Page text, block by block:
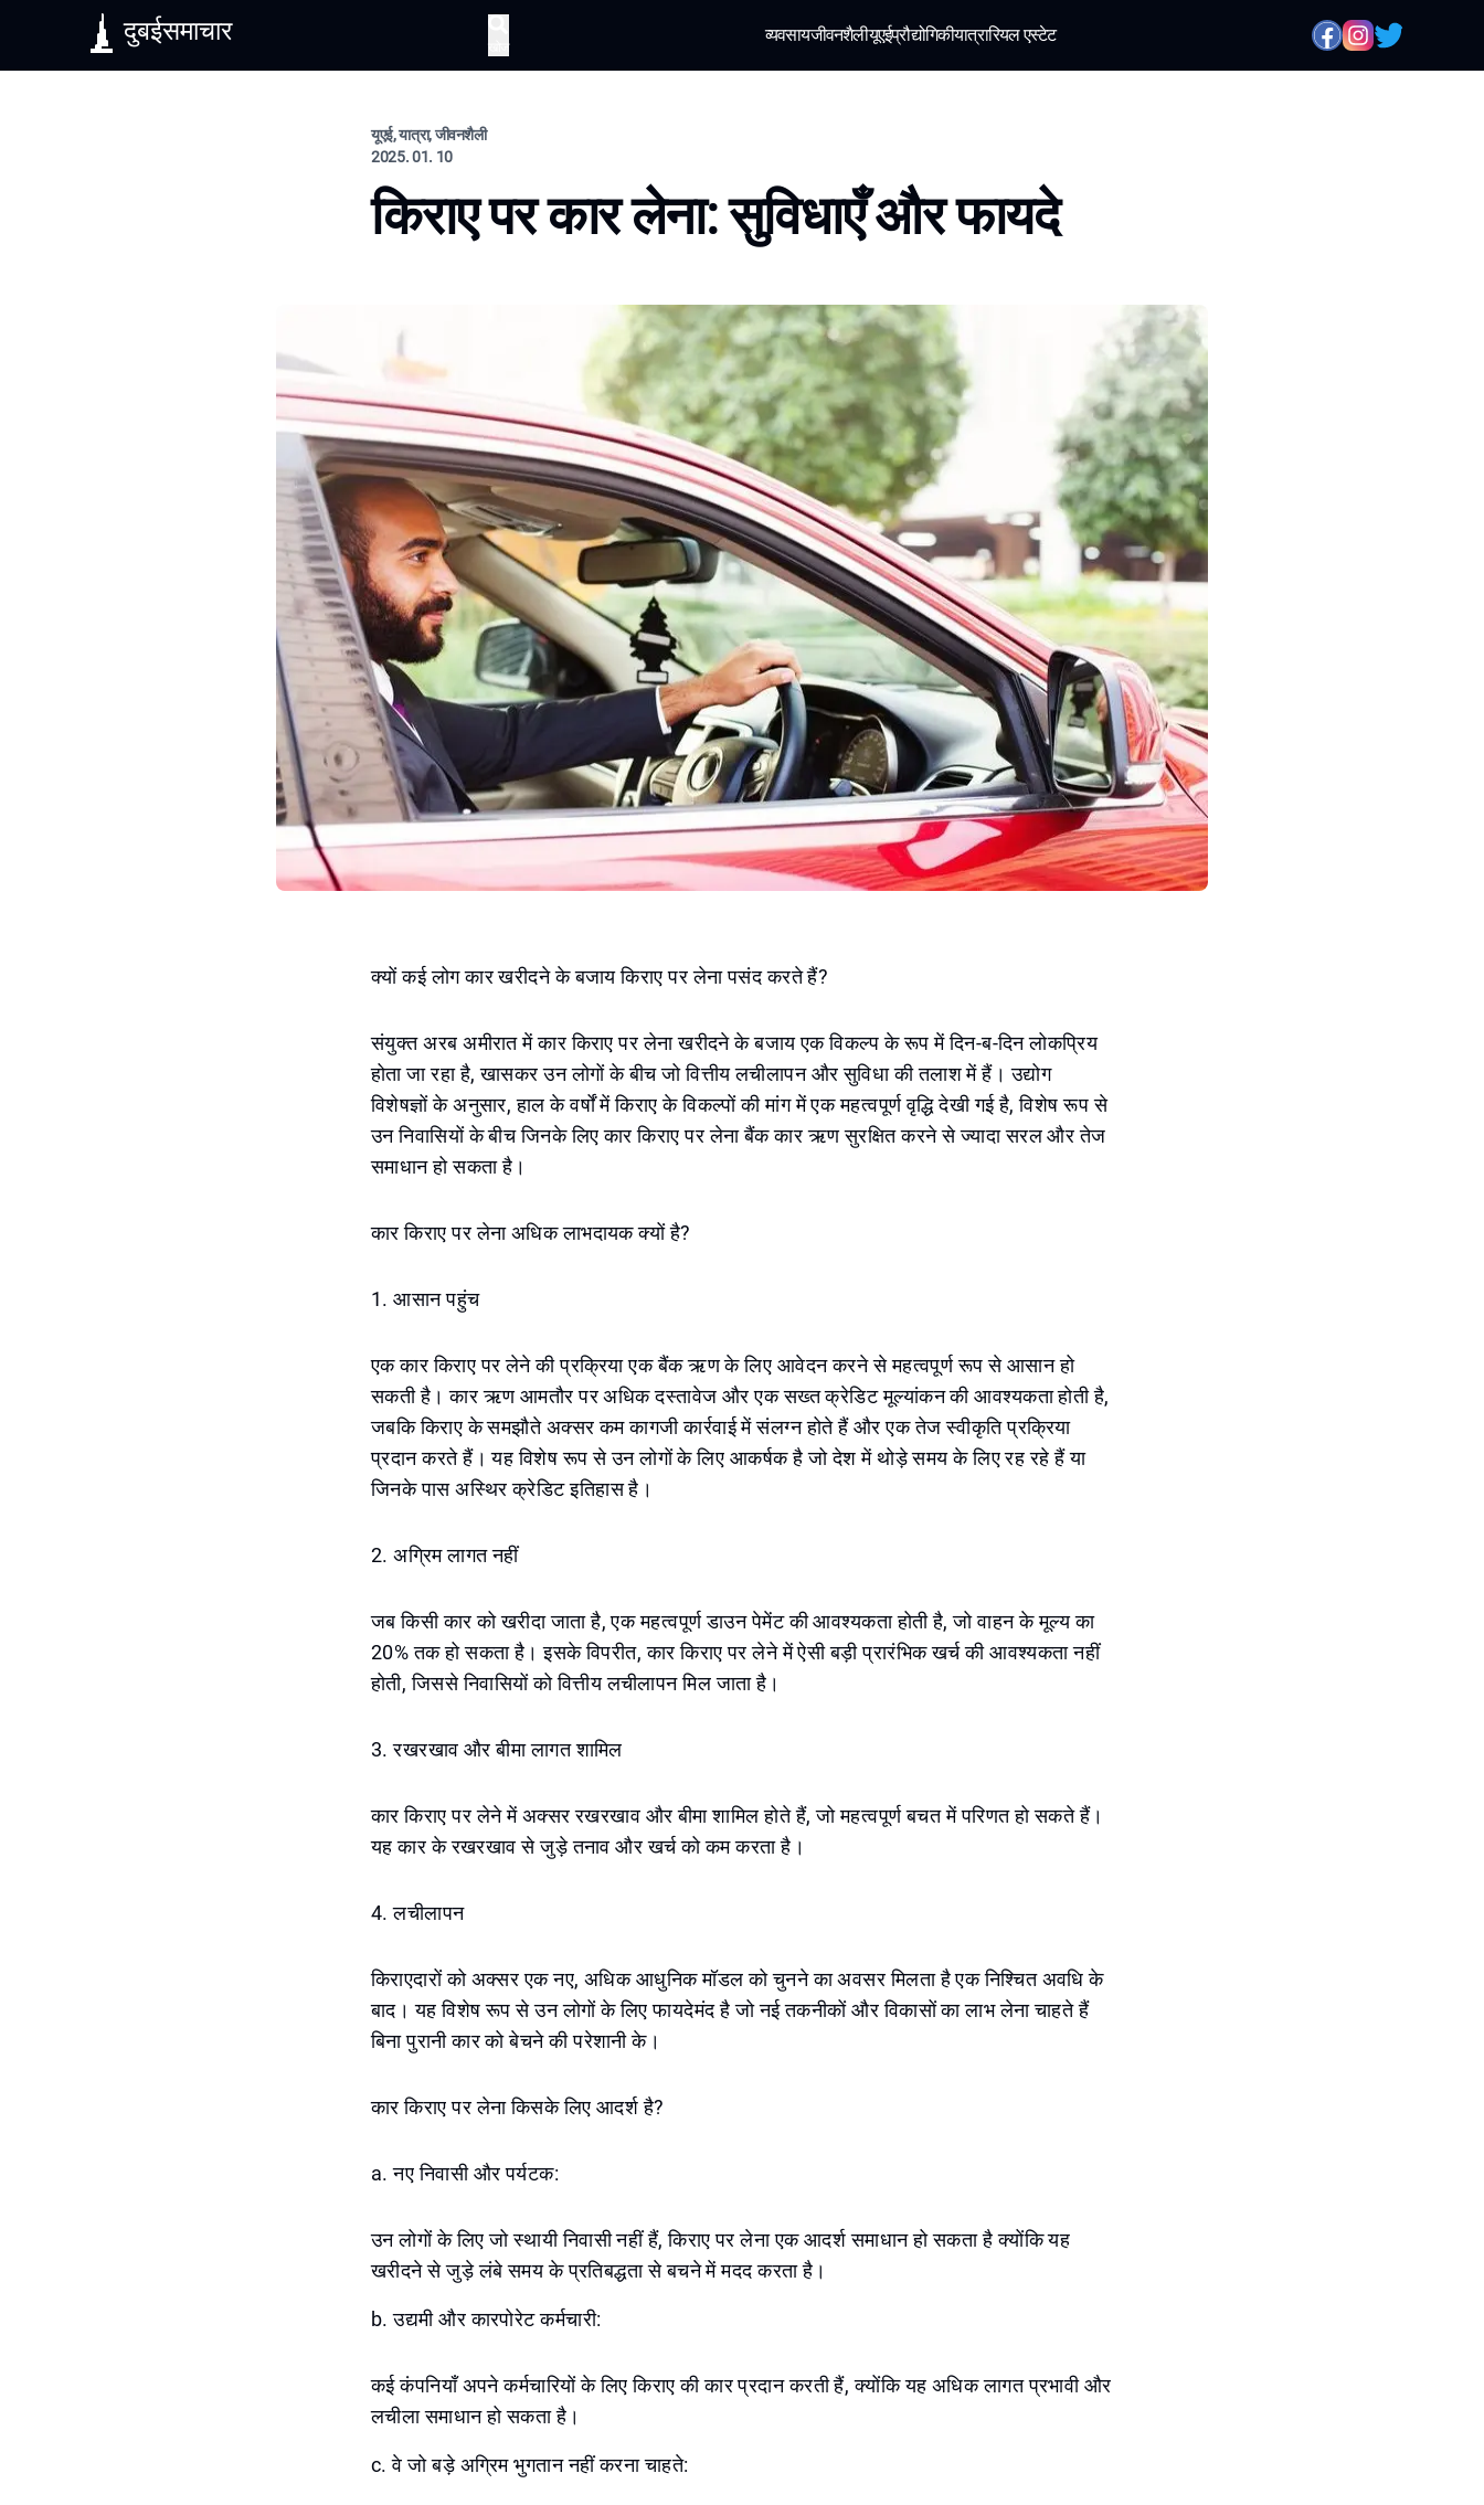
दुबईसमाचार व्यवसायजीवनशैलीयूएईप्रौद्योगिकीयात्रारियल एस्टेट
यूएई, यात्रा, जीवनशैली
2025. 01. 10
किराए पर कार लेना: सुविधाएँ और फायदे
क्यों कई लोग कार खरीदने के बजाय किराए पर लेना पसंद करते हैं?
संयुक्त अरब अमीरात में कार किराए पर लेना खरीदने के बजाय एक विकल्प के रूप में दिन-ब-दिन लोकप्रिय
होता जा रहा है, खासकर उन लोगों के बीच जो वित्तीय लचीलापन और सुविधा की तलाश में हैं। उद्योग
विशेषज्ञों के अनुसार, हाल के वर्षों में किराए के विकल्पों की मांग में एक महत्वपूर्ण वृद्धि देखी गई है, विशेष रूप से
उन निवासियों के बीच जिनके लिए कार किराए पर लेना बैंक कार ऋण सुरक्षित करने से ज्यादा सरल और तेज
समाधान हो सकता है।
कार किराए पर लेना अधिक लाभदायक क्यों है?
1. आसान पहुंच
एक कार किराए पर लेने की प्रक्रिया एक बैंक ऋण के लिए आवेदन करने से महत्वपूर्ण रूप से आसान हो
सकती है। कार ऋण आमतौर पर अधिक दस्तावेज और एक सख्त क्रेडिट मूल्यांकन की आवश्यकता होती है,
जबकि किराए के समझौते अक्सर कम कागजी कार्रवाई में संलग्न होते हैं और एक तेज स्वीकृति प्रक्रिया
प्रदान करते हैं। यह विशेष रूप से उन लोगों के लिए आकर्षक है जो देश में थोड़े समय के लिए रह रहे हैं या
जिनके पास अस्थिर क्रेडिट इतिहास है।
2. अग्रिम लागत नहीं
जब किसी कार को खरीदा जाता है, एक महत्वपूर्ण डाउन पेमेंट की आवश्यकता होती है, जो वाहन के मूल्य का
20% तक हो सकता है। इसके विपरीत, कार किराए पर लेने में ऐसी बड़ी प्रारंभिक खर्च की आवश्यकता नहीं
होती, जिससे निवासियों को वित्तीय लचीलापन मिल जाता है।
3. रखरखाव और बीमा लागत शामिल
कार किराए पर लेने में अक्सर रखरखाव और बीमा शामिल होते हैं, जो महत्वपूर्ण बचत में परिणत हो सकते हैं।
यह कार के रखरखाव से जुड़े तनाव और खर्च को कम करता है।
4. लचीलापन
किराएदारों को अक्सर एक नए, अधिक आधुनिक मॉडल को चुनने का अवसर मिलता है एक निश्चित अवधि के
बाद। यह विशेष रूप से उन लोगों के लिए फायदेमंद है जो नई तकनीकों और विकासों का लाभ लेना चाहते हैं
बिना पुरानी कार को बेचने की परेशानी के।
कार किराए पर लेना किसके लिए आदर्श है?
a. नए निवासी और पर्यटक:
उन लोगों के लिए जो स्थायी निवासी नहीं हैं, किराए पर लेना एक आदर्श समाधान हो सकता है क्योंकि यह
खरीदने से जुड़े लंबे समय के प्रतिबद्धता से बचने में मदद करता है।
b. उद्यमी और कारपोरेट कर्मचारी:
कई कंपनियाँ अपने कर्मचारियों के लिए किराए की कार प्रदान करती हैं, क्योंकि यह अधिक लागत प्रभावी और
लचीला समाधान हो सकता है।
c. वे जो बड़े अग्रिम भुगतान नहीं करना चाहते: